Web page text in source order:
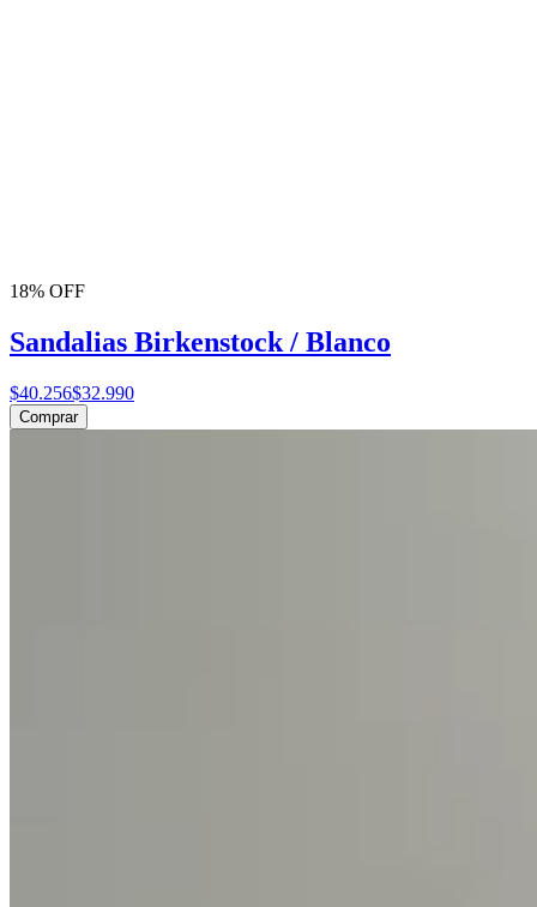
18% OFF
Sandalias Birkenstock / Blanco
$40.256$32.990
Comprar